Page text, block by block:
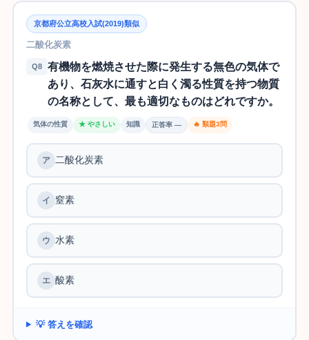
京都府公立高校入試(2019)類似
二酸化炭素
Q8
有機物を燃焼させた際に発生する無色の気体で
あり、石灰水に通すと白く濁る性質を持つ物質
の名称として、最も適切なものはどれですか。
気体の性質 ★ やさしい 知識 正答率 — 🔥 類題3問
二酸化炭素
窒素
水素
酸素
💡 答えを確認